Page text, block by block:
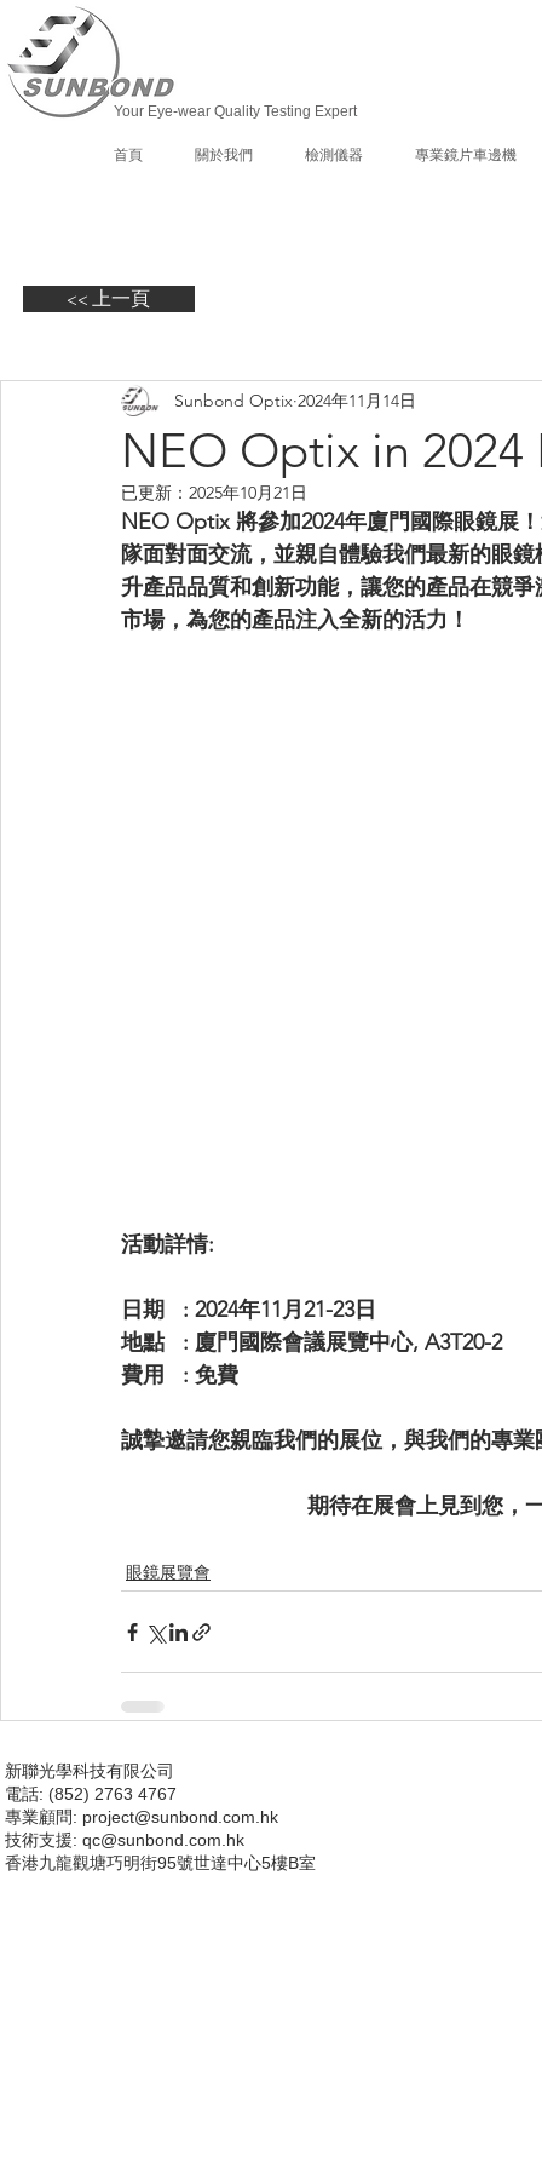
Your Eye-wear Quality Testing Expert
首頁 關於我們 檢測儀器 專業鏡片車邊機
NEO Optix in 2024
Sunbond Optix 2024年11月14日
已更新： 2025年10月21日
NEO Optix 將參加2024年廈門國際眼鏡展
隊面對面交流，並親自體驗我們最新的眼
升產品品質和創新功能，讓您的產品在競
市場，為您的產品注入全新的活力！
活動詳情:
日期   : 2024年11月21-23日
地點   : 廈門國際會議展覽中心, A3T20-2
費用   : 免費
誠摯邀請您親臨我們的展位，與我們的專
期待在展會上見到您，
眼鏡展覽會
<< 上一頁
新聯光學科技有限公司
電話: (852) 2763 4767
專業顧問: project@sunbond.com.hk
技術支援: qc@sunbond.com.hk
香港九龍觀塘巧明街95號世達中心5樓B室